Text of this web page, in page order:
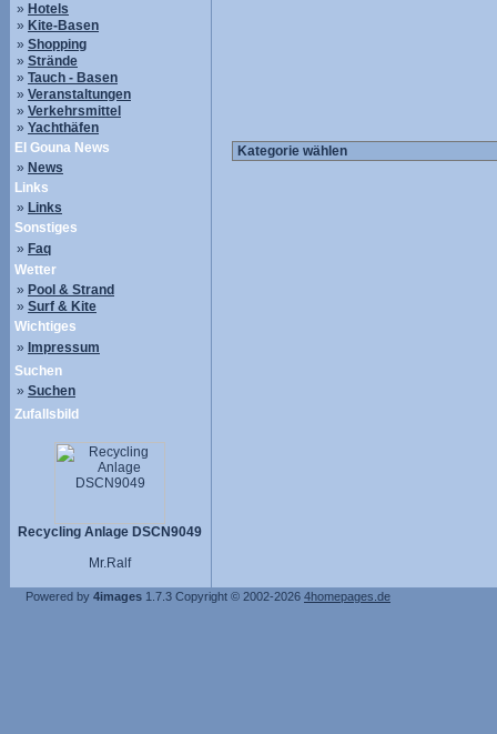
» Hotels
» Kite-Basen
» Shopping
» Strände
» Tauch - Basen
» Veranstaltungen
» Verkehrsmittel
» Yachthäfen
El Gouna News
» News
Links
» Links
Sonstiges
» Faq
Wetter
» Pool & Strand
» Surf & Kite
Wichtiges
» Impressum
Suchen
» Suchen
Zufallsbild
Recycling Anlage DSCN9049
Mr.Ralf
Powered by 4images 1.7.3 Copyright © 2002-2026 4homepages.de